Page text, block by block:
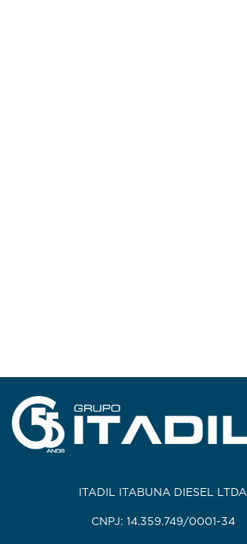
ITADIL ITABUNA DIESEL LTDA
CNPJ: 14.359.749/0001-34